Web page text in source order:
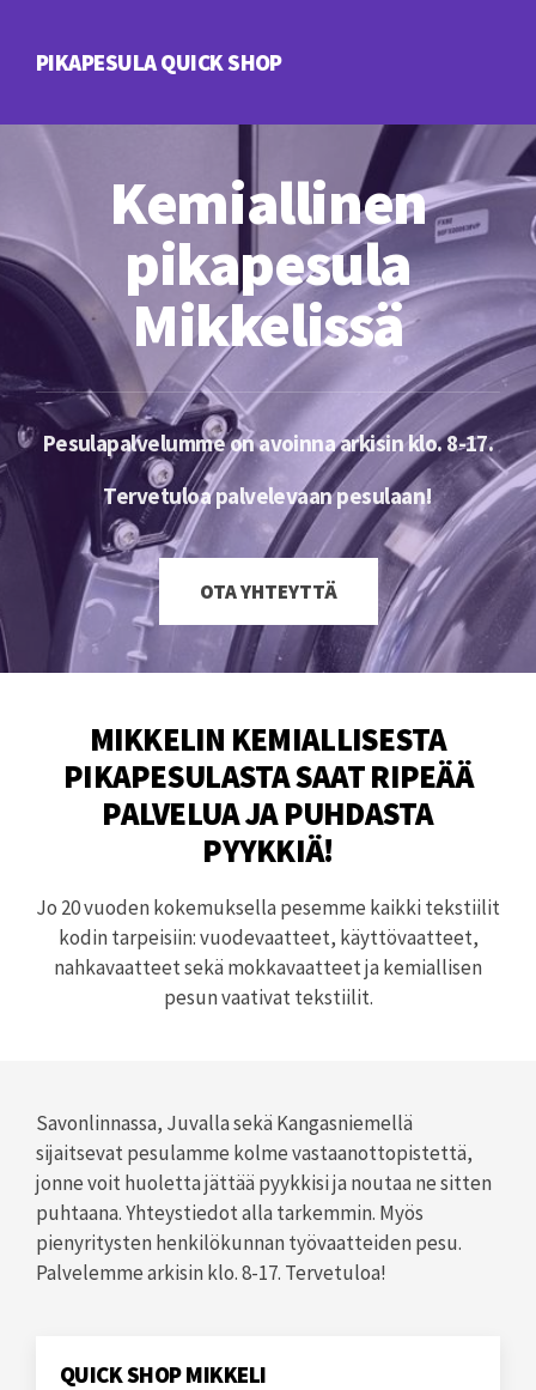
PIKAPESULA QUICK SHOP
Kemiallinen
pikapesula
Mikkelissä
Pesulapalvelumme on avoinna arkisin klo. 8-17.
Tervetuloa palvelevaan pesulaan!
OTA YHTEYTTÄ
MIKKELIN KEMIALLISESTA
PIKAPESULASTA SAAT RIPEÄÄ
PALVELUA JA PUHDASTA
PYYKKIÄ!
Jo 20 vuoden kokemuksella pesemme kaikki tekstiilit
kodin tarpeisiin: vuodevaatteet, käyttövaatteet,
nahkavaatteet sekä mokkavaatteet ja kemiallisen
pesun vaativat tekstiilit.
Savonlinnassa, Juvalla sekä Kangasniemellä
sijaitsevat pesulamme kolme vastaanottopistettä,
jonne voit huoletta jättää pyykkisi ja noutaa ne sitten
puhtaana. Yhteystiedot alla tarkemmin. Myös
pienyritysten henkilökunnan työvaatteiden pesu.
Palvelemme arkisin klo. 8-17. Tervetuloa!
QUICK SHOP MIKKELI